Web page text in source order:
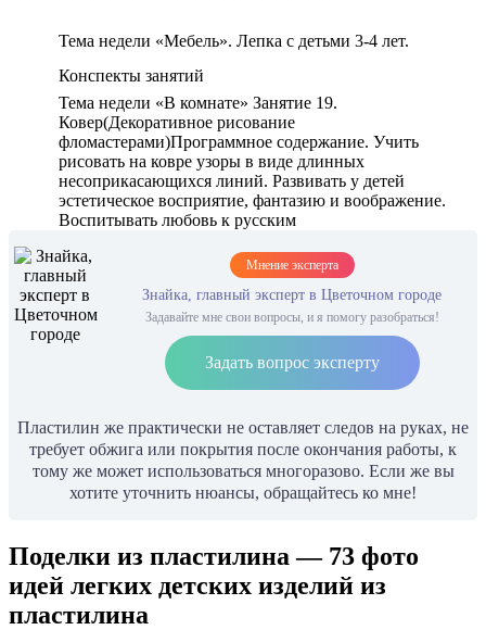
Тема недели «Мебель». Лепка с детьми 3-4 лет.
Конспекты занятий
Тема недели «В комнате» Занятие 19.
Ковер(Декоративное рисование
фломастерами)Программное содержание. Учить
рисовать на ковре узоры в виде длинных
несоприкасающихся линий. Развивать у детей
эстетическое восприятие, фантазию и воображение.
Воспитывать любовь к русским
Мнение эксперта
Знайка, главный эксперт в Цветочном городе
Задавайте мне свои вопросы, и я помогу разобраться!
Задать вопрос эксперту
Пластилин же практически не оставляет следов на руках, не
требует обжига или покрытия после окончания работы, к
тому же может использоваться многоразово. Если же вы
хотите уточнить нюансы, обращайтесь ко мне!
Поделки из пластилина — 73 фото
идей легких детских изделий из
пластилина